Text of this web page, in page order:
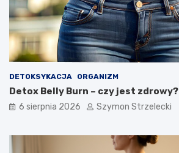
DETOKSYKACJA ORGANIZM
Detox Belly Burn – czy jest zdrowy?
6 sierpnia 2026 Szymon Strzelecki